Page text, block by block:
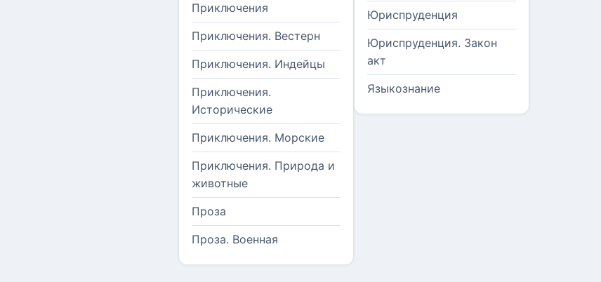
Приключения
Приключения. Вестерн
Приключения. Индейцы
Приключения.
Исторические
Приключения. Морские
Приключения. Природа и
животные
Проза
Проза. Военная
Юриспруденция
Юриспруденция. Закон
акт
Языкознание